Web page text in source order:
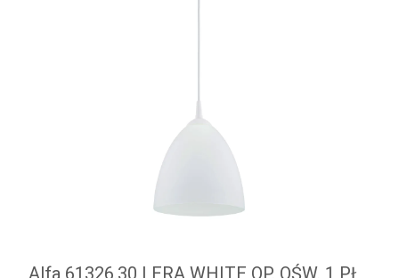
Alfa 61326.30 LERA WHITE OP. OŚW. 1 PŁ